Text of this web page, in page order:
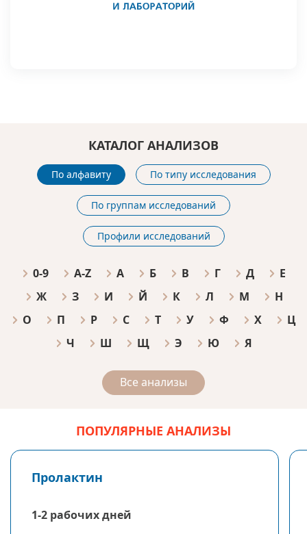
КАТАЛОГ АНАЛИЗОВ
По алфавиту По типу исследования
По группам исследований
Профили исследований
0-9 A-Z А Б В Г Д
Е
Ж
З И Й К Л М
Н
О
П Р С Т У Ф Х
Ц
Ч
Ш Щ Э Ю Я
Все анализы
ПОПУЛЯРНЫЕ АНАЛИЗЫ
Пролактин
1-2 рабочих дней